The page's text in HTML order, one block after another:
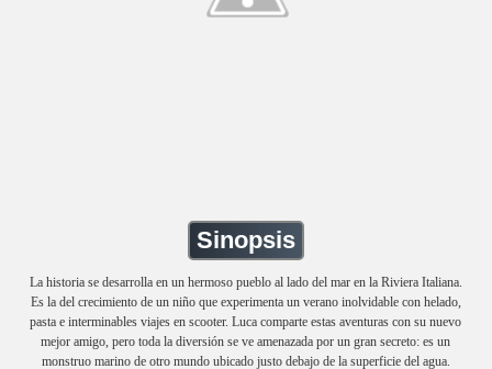
Sinopsis
La historia se desarrolla en un hermoso pueblo al lado del mar en la Riviera Italiana.
Es la del crecimiento de un niño que experimenta un verano inolvidable con helado,
pasta e interminables viajes en scooter. Luca comparte estas aventuras con su nuevo
mejor amigo, pero toda la diversión se ve amenazada por un gran secreto: es un
monstruo marino de otro mundo ubicado justo debajo de la superficie del agua.